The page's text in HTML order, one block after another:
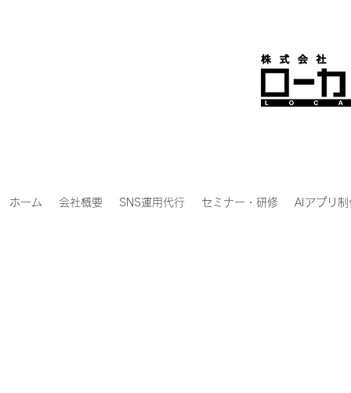
ホーム 会社概要 SNS運用代行 セミナー・研修 AIアプリ制